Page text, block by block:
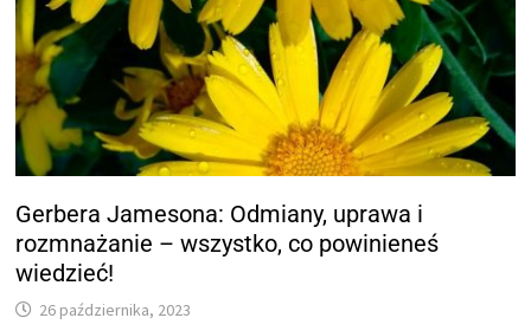
Gerbera Jamesona: Odmiany, uprawa i
rozmnażanie – wszystko, co powinieneś
wiedzieć!
26 października, 2023